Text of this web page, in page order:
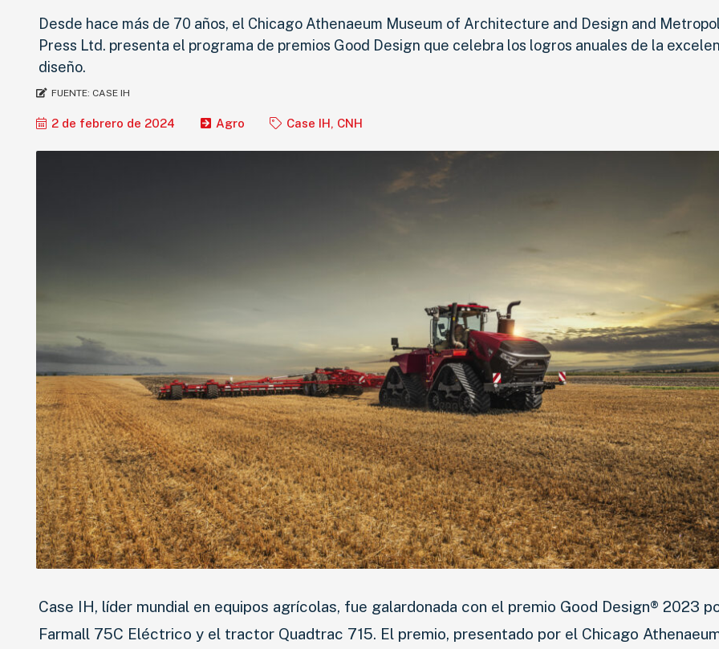
Desde hace más de 70 años, el Chicago Athenaeum Museum of Architecture and Design and
Press Ltd. presenta el programa de premios Good Design que celebra los logros anuales de la
diseño.
FUENTE: CASE IH
2 de febrero de 2024 Agro Case IH, CNH
Case IH, líder mundial en equipos agrícolas, fue galardonada con el premio Good Design® 2023
Farmall 75C Eléctrico y el tractor Quadtrac 715. El premio, presentado por el Chicago